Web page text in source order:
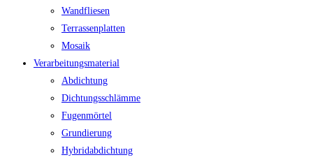
Wandfliesen
Terrassenplatten
Mosaik
Verarbeitungsmaterial
Abdichtung
Dichtungsschlämme
Fugenmörtel
Grundierung
Hybridabdichtung